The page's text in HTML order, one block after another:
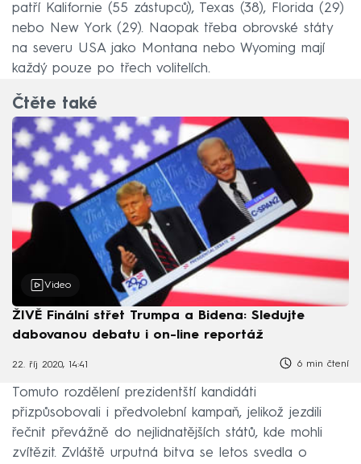
patří Kalifornie (55 zástupců), Texas (38), Florida (29)
nebo New York (29). Naopak třeba obrovské státy
na severu USA jako Montana nebo Wyoming mají
každý pouze po třech volitelích.
Čtěte také
Video
ŽIVĚ Finální střet Trumpa a Bidena: Sledujte
dabovanou debatu i on-line reportáž
22. říj 2020, 14:41 6 min čtení
Tomuto rozdělení prezidentští kandidáti
přizpůsobovali i předvolební kampaň, jelikož jezdili
řečnit převážně do nejlidnatějších států, kde mohli
zvítězit. Zvláště urputná bitva se letos svedla o